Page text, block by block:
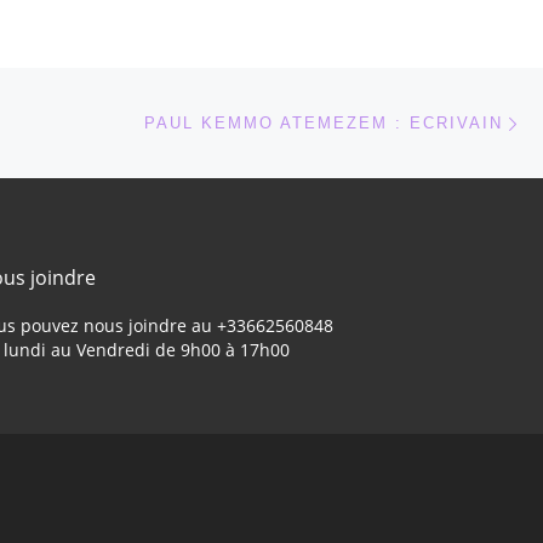
PAUL KEMMO ATEMEZEM : ECRIVAIN
joindre
pouvez nous joindre au +33662560848
au Vendredi de 9h00 à 17h00